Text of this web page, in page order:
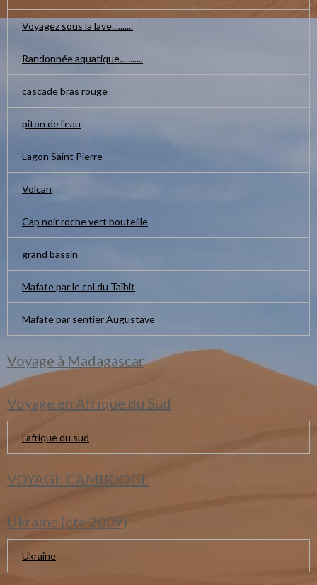
Voyagez sous la lave..........
Randonnée aquatique...........
cascade bras rouge
piton de l'eau
Lagon Saint Pierre
Volcan
Cap noir roche vert bouteille
grand bassin
Mafate par le col du Taïbit
Mafate par sentier Augustave
Voyage à Madagascar
Voyage en Afrique du Sud
l'afrique du sud
VOYAGE CAMBODGE
Ukraine (été 2009)
Ukraine